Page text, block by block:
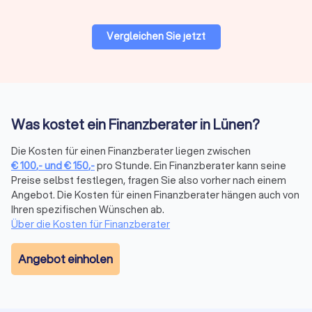
erklären, damit qualifizierte und kompetente Finanzberater in
Lünen Ihnen maßgeschneiderte Angebote anbieten können.
Die komplexe Welt der Finanzen wird mit dem richtigen
Vermögen. Seriosität, Zuverlässigkeit, Fachkenntnisse zu
Besonderheiten und sich ändernde Vorgaben in der Branche
sind daher die maßgeblichen Aspekte, die Sie bei der Wahl
der passenden Finanzberatung in Lünen berücksichtigen
sollten. Mit transparenten Informationen zum
Leistungsportfolio, persönlicher Vorstellung und echten
Bewertungen zur Kundenzufriedenheit bei Trustlocal
erleichtern Sie sich die Suche bei der Auswahl.
Vergleichen Sie jetzt
Was kostet ein Finanzberater in Lünen?
Die Kosten für einen Finanzberater liegen zwischen
€100,-und€150,-pro Stunde. Ein Finanzberater kann seine
Preise selbst festlegen, fragen Sie also vorher nach einem
Angebot. Die Kosten für einen Finanzberater hängen auch von
Ihren spezifischen Wünschen ab.
Über die Kosten für Finanzberater
Angebot einholen